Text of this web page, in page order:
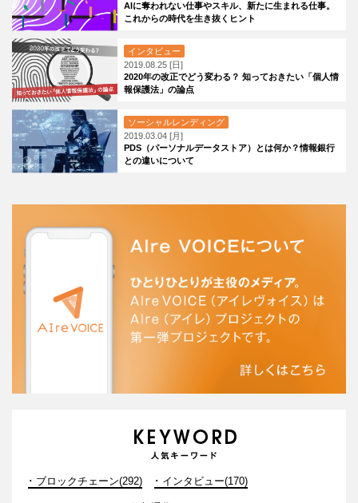
AIに奪われない仕事やスキル、新たに生まれる仕事。
これからの時代を生き抜くヒント
インタビュー
2019.08.25 [日]
2020年の改正でどう変わる？ 知っておきたい「個人情
報保護法」の論点
ソーシャルレンディング
2019.03.04 [月]
PDS（パーソナルデータストア）とは何か？情報銀行
との違いについて
ブロックチェーン(292) インタビュー(170)